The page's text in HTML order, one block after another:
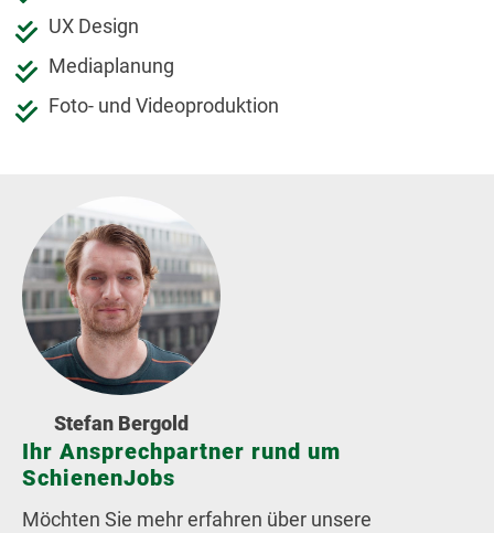
UX Design
Mediaplanung
Foto- und Videoproduktion
Stefan Bergold
Ihr Ansprechpartner rund um
SchienenJobs
Möchten Sie mehr erfahren über unsere